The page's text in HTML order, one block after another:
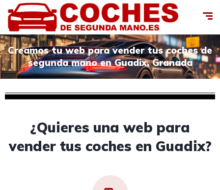
Creamos tu web para vender tus coches de
segunda mano en Guadix, Granada
¿Quieres una web para
vender tus coches en Guadix?